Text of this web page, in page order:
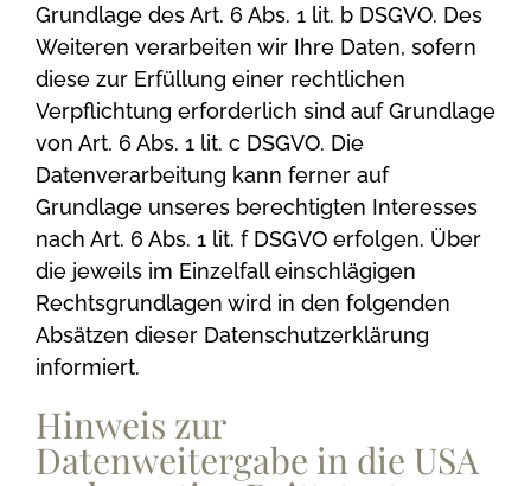
Grundlage des Art. 6 Abs. 1 lit. b DSGVO. Des
Weiteren verarbeiten wir Ihre Daten, sofern
diese zur Erfüllung einer rechtlichen
Verpflichtung erforderlich sind auf Grundlage
von Art. 6 Abs. 1 lit. c DSGVO. Die
Datenverarbeitung kann ferner auf
Grundlage unseres berechtigten Interesses
nach Art. 6 Abs. 1 lit. f DSGVO erfolgen. Über
die jeweils im Einzelfall einschlägigen
Rechtsgrundlagen wird in den folgenden
Absätzen dieser Datenschutzerklärung
informiert.
Hinweis zur
Datenweitergabe in die USA